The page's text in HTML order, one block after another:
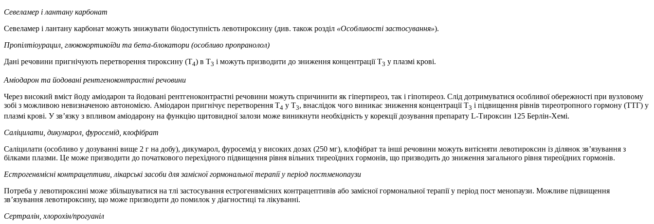
Севеламер і лантану карбонат
Севеламер і лантану карбонат можуть знижувати біодоступність левотироксину (див. також розділ «Особливості застосування»).
Пропілтіоурацил, глюкокортикоїди та бета-блокатори (особливо пропранолол)
Дані речовини пригнічують перетворення тироксину (Т4) в Т3 і можуть призводити до зниження концентрації Т3 у плазмі крові.
Аміодарон та йодовані рентгеноконтрастні речовини
Через високий вміст йоду аміодарон та йодовані рентгеноконтрастні речовини можуть спричинити як гіпертиреоз, так і гіпотиреоз. Слід дотримуватися особливої обережності при вузловому
зобі з можливою невизначеною автономією. Аміодарон пригнічує перетворення Т4 у Т3, внаслідок чого виникає зниження концентрації Т3 і підвищення рівнів тиреотропного гормону (ТТГ) у
плазмі крові. У зв’язку з впливом аміодарону на функцію щитовидної залози може виникнути необхідність у корекції дозування препарату L-Тироксин 125 Берлін-Хемі.
Саліцилати, дикумарол, фуросемід, клофібрат
Саліцилати (особливо у дозуванні вище 2 г на добу), дикумарол, фуросемід у високих дозах (250 мг), клофібрат та інші речовини можуть витісняти левотироксин із ділянок зв’язування з
білками плазми. Це може призводити до початкового перехідного підвищення рівня вільних тиреоїдних гормонів, що призводить до зниження загального рівня тиреоїдних гормонів.
Естрогенвмісні контрацептиви, лікарські засоби для замісної гормональної терапії у період постменопаузи
Потреба у левотироксині може збільшуватися на тлі застосування естрогенвмісних контрацептивів або замісної гормональної терапії у період пост менопаузи. Можливе підвищення
зв’язування левотироксину, що може призводити до помилок у діагностиці та лікуванні.
Сертралін, хлорохін/прогуаніл